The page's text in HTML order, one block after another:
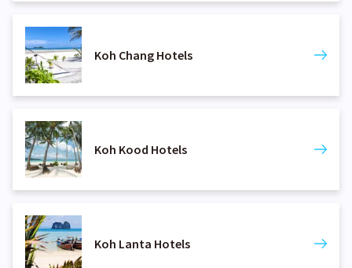
Koh Chang Hotels
Koh Kood Hotels
Koh Lanta Hotels